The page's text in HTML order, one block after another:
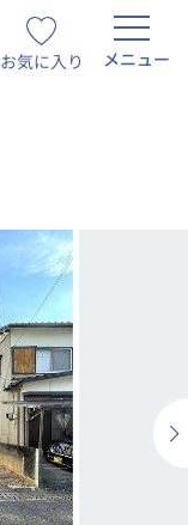
お気に入り メニュー